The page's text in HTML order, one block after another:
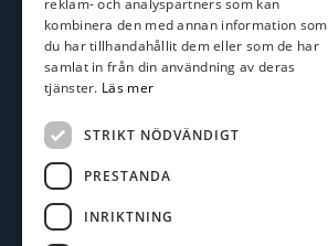
Lallerstedts gata 4
371 54 Karlskrona
Följ oss
Facebook
reklam- och analyspartners som kan
kombinera den med annan information som
du har tillhandahållit dem eller som de har
samlat in från din användning av deras
tjänster. Läs mer
STRIKT NÖDVÄNDIGT
PRESTANDA
INRIKTNING